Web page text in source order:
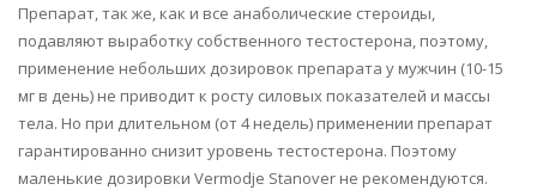
Препарат, так же, как и все анаболические стероиды,
подавляют выработку собственного тестостерона, поэтому,
применение небольших дозировок препарата у мужчин (10-15
мг в день) не приводит к росту силовых показателей и массы
тела. Но при длительном (от 4 недель) применении препарат
гарантированно снизит уровень тестостерона. Поэтому
маленькие дозировки Vermodje Stanover не рекомендуются.